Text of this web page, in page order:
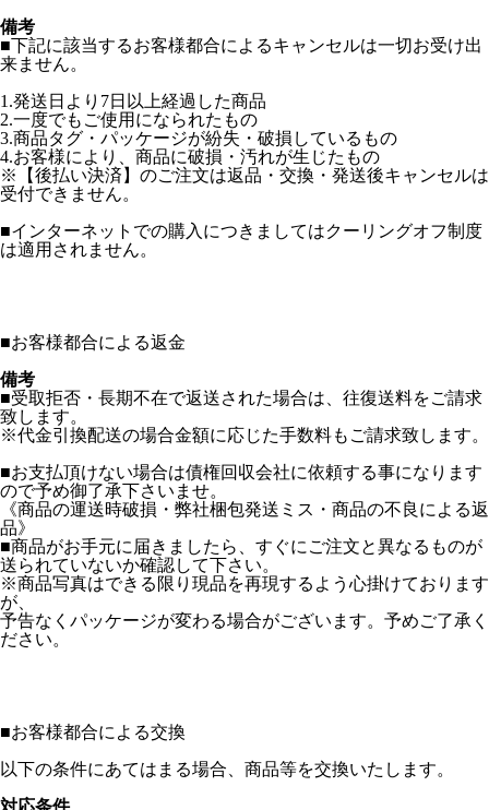
備考
■下記に該当するお客様都合によるキャンセルは一切お受け出
来ません。
1.発送日より7日以上経過した商品
2.一度でもご使用になられたもの
3.商品タグ・パッケージが紛失・破損しているもの
4.お客様により、商品に破損・汚れが生じたもの
※【後払い決済】のご注文は返品・交換・発送後キャンセルは
受付できません。
■インターネットでの購入につきましてはクーリングオフ制度
は適用されません。
■お客様都合による返金
備考
■受取拒否・長期不在で返送された場合は、往復送料をご請求
致します。
※代金引換配送の場合金額に応じた手数料もご請求致します。
■お支払頂けない場合は債権回収会社に依頼する事になります
ので予め御了承下さいませ。
《商品の運送時破損・弊社梱包発送ミス・商品の不良による返
品》
■商品がお手元に届きましたら、すぐにご注文と異なるものが
送られていないか確認して下さい。
※商品写真はできる限り現品を再現するよう心掛けております
が、
予告なくパッケージが変わる場合がございます。予めご了承く
ださい。
■お客様都合による交換
以下の条件にあてはまる場合、商品等を交換いたします。
対応条件